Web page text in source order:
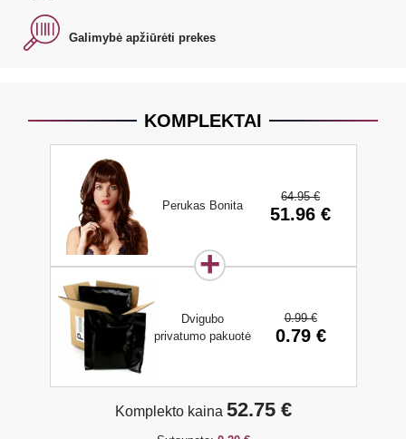
Galimybė apžiūrėti prekes
KOMPLEKTAI
Perukas Bonita
64.95 €
51.96 €
Dvigubo
privatumo pakuotė
0.99 €
0.79 €
Komplekto kaina 52.75 €